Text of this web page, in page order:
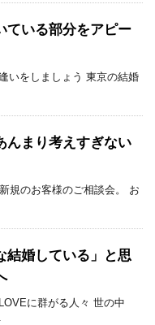
ている部分をアピー
いをしましょう 東京の結婚
んまり考えすぎない
規のお客様のご相談会。 お
結婚している」と思
に群がる人々 世の中